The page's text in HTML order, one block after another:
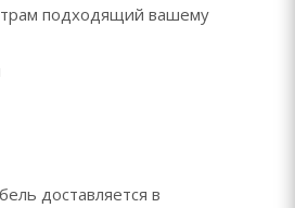
подходящий вашему
доставляется в